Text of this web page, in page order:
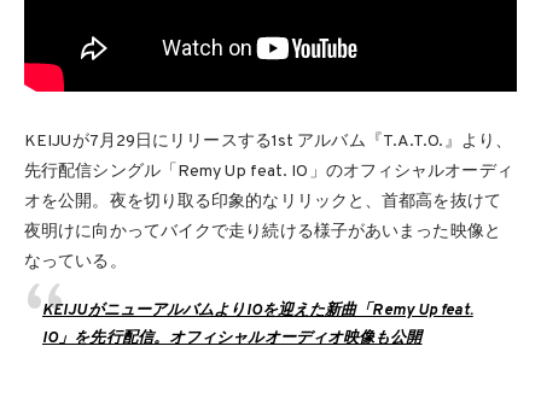
KEIJUが7月29日にリリースする1st アルバム『T.A.T.O.』より、
先行配信シングル「Remy Up feat. IO」のオフィシャルオーディ
オを公開。夜を切り取る印象的なリリックと、首都高を抜けて
夜明けに向かってバイクで走り続ける様子があいまった映像と
なっている。
KEIJUがニューアルバムよりIOを迎えた新曲「Remy Up feat.
IO」を先行配信。オフィシャルオーディオ映像も公開